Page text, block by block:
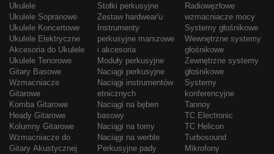
Ukulele
Ukulele Sopranowe
Ukulele Koncertowe
Ukulele Elektryczne
Akcesoria do Ukulele
Ukulele Tenorowe
Gitary Basowe
Wzmacniacze
Gitarowe
Komba Gitarowe
Heady Gitarowe
Kolumny Gitarowe
Wzmacniacze do
Gitary Akustycznej
Stołki perkusyjne
Zestaw hardwear'u
Instrumenty
perkusyjne marszowe
i akcesoria
Moduły perkusyjne
Naciągi perkusyjne
Naciągi instrumentów
etnicznych
Naciągi na bęben
basowy
Naciągi na tomy
Naciągi na werble
Perkusyjne pady
Radiowęzłowe
wzmacniacze mocy
Systemy głośnikowe
Wewnętrzne systemy
głośnikowe
Zewnętrzne systemy
głośnikowe
Systemy
konferencyjne
Tannoy
TC Electronic
TC Helicon
Turbosound
Mikrofony